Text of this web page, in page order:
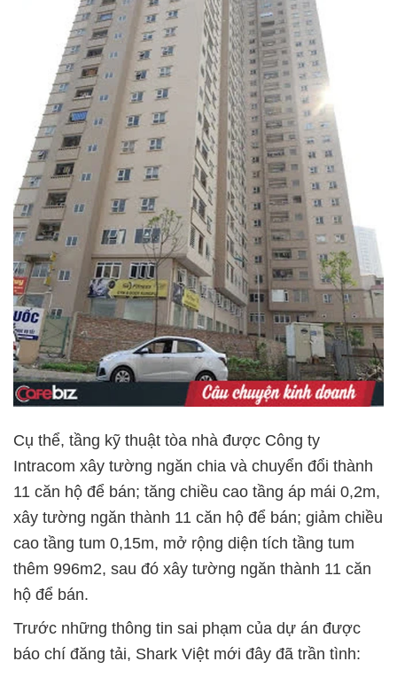
Cụ thể, tầng kỹ thuật tòa nhà được Công ty
Intracom xây tường ngăn chia và chuyển đổi thành
11 căn hộ để bán; tăng chiều cao tầng áp mái 0,2m,
xây tường ngăn thành 11 căn hộ để bán; giảm chiều
cao tầng tum 0,15m, mở rộng diện tích tầng tum
thêm 996m2, sau đó xây tường ngăn thành 11 căn
hộ để bán.
Trước những thông tin sai phạm của dự án được
báo chí đăng tải, Shark Việt mới đây đã trần tình: